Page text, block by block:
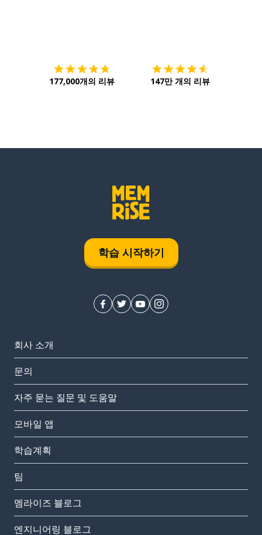
177,000개의 리뷰 147만 개의 리뷰
학습 시작하기
회사 소개
문의
자주 묻는 질문 및 도움말
모바일 앱
학습계획
팀
멤라이즈 블로그
엔지니어링 블로그